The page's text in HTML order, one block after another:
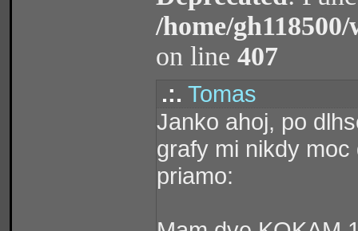
/home/
on line 407
.:. Tomas
Janko ahoj, po
grafy mi nikdy
priamo: